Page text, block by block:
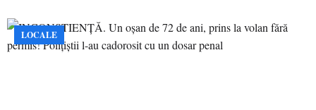
LOCALE